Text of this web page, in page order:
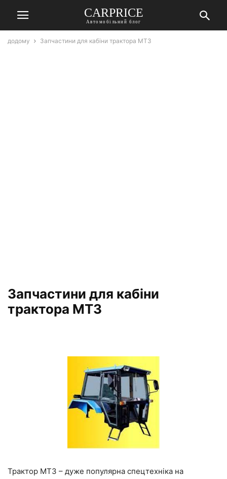
СARPRICE
Автомобільний блог
додому Запчастини для кабіни трактора МТЗ
Запчастини для кабіни
трактора МТЗ
Трактор МТЗ – дуже популярна спецтехніка на